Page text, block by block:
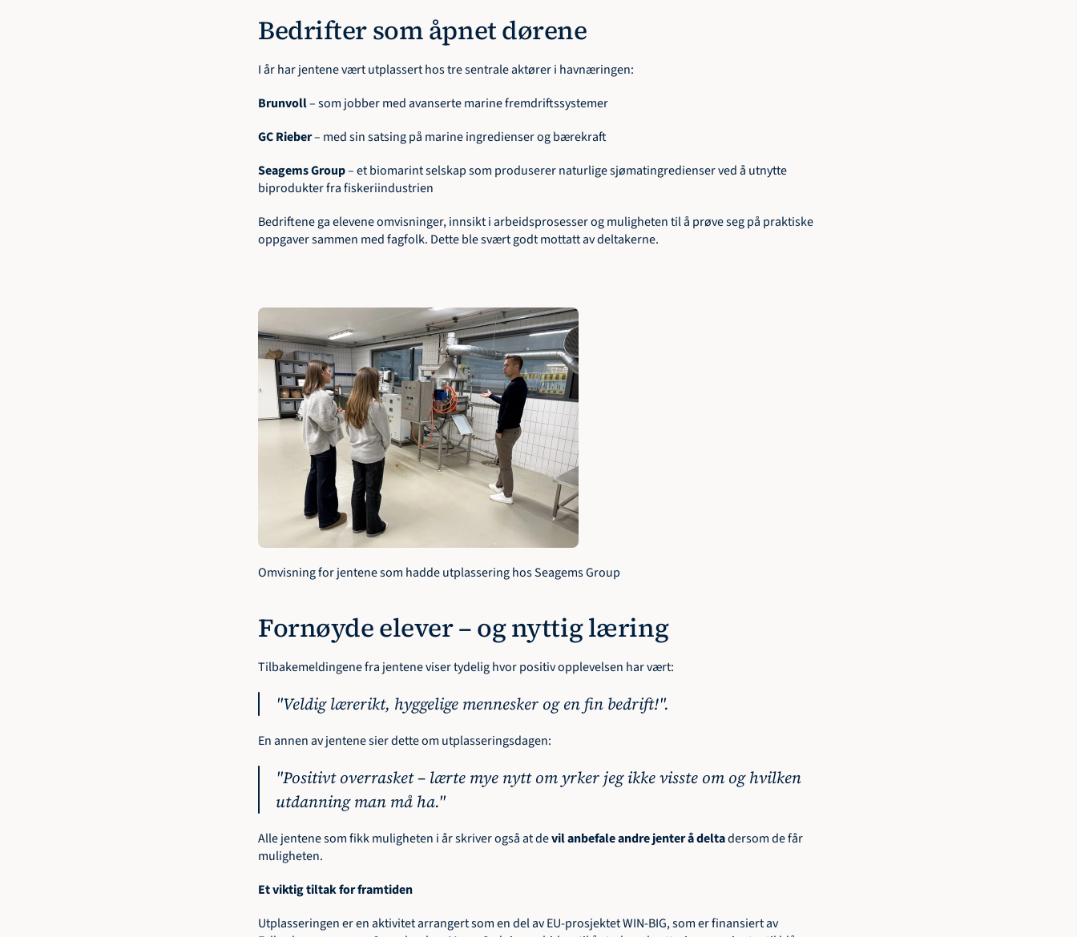
Bedrifter som åpnet dørene
I år har jentene vært utplassert hos tre sentrale aktører i havnæringen:
Brunvoll – som jobber med avanserte marine fremdriftssystemer
GC Rieber – med sin satsing på marine ingredienser og bærekraft
Seagems Group – et biomarint selskap som produserer naturlige sjømat­ingredienser ved å utnytte
biprodukter fra fiskeriindustrien
Bedriftene ga elevene omvisninger, innsikt i arbeidsprosesser og muligheten til å prøve seg på praktiske
oppgaver sammen med fagfolk. Dette ble svært godt mottatt av deltakerne.
Omvisning for jentene som hadde utplassering hos Seagems Group
Fornøyde elever – og nyttig læring
Tilbakemeldingene fra jentene viser tydelig hvor positiv opplevelsen har vært:
"Veldig lærerikt, hyggelige mennesker og en fin bedrift!".
En annen av jentene sier dette om utplasseringsdagen:
"Positivt overrasket – lærte mye nytt om yrker jeg ikke visste om og hvilken
utdanning man må ha."
Alle jentene som fikk muligheten i år skriver også at de vil anbefale andre jenter å delta dersom de får
muligheten.
Et viktig tiltak for framtiden
Utplasseringen er en aktivitet arrangert som en del av EU-prosjektet WIN-BIG, som er finansiert av